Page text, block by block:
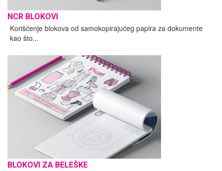
NCR BLOKOVI
Korišćenje blokova od samokopirajućeg papira za dokumente
kao što...
BLOKOVI ZA BELEŠKE